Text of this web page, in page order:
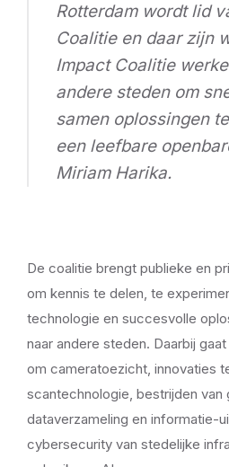
Rotterdam wordt lid
Coalitie en daar zijn
Impact Coalitie
andere steden om
samen oplossingen
een leefbare
Miriam Harika.
De coalitie brengt publieke en
om kennis te delen, te
technologie en succesvolle
naar andere steden. Daarbij
om cameratoezicht, innovaties
scantechnologie, bestrijden van
dataverzameling en informatie-
cybersecurity van stedelijke